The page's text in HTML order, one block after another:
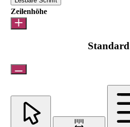
Zeilenhöhe
Standard